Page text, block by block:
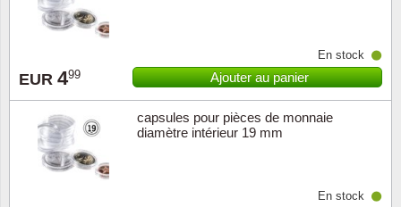
EUR 499
En stock
Ajouter au panier
capsules pour pièces de monnaie
diamètre intérieur 19 mm
En stock